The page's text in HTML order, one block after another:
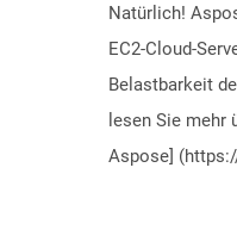
Natürlich!
EC2-Cloud-
Belastbarkeit
lesen Sie mehr
Aspose]